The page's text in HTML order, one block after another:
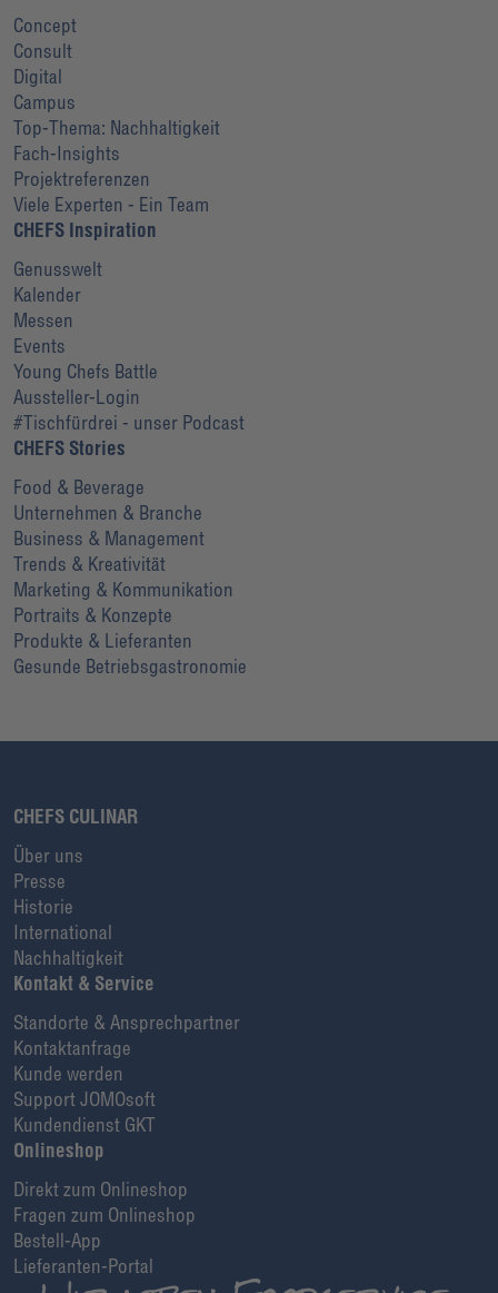
Concept
Consult
Digital
Campus
Top-Thema: Nachhaltigkeit
Fach-Insights
Projektreferenzen
Viele Experten - Ein Team
CHEFS Inspiration
Genusswelt
Kalender
Messen
Events
Young Chefs Battle
Aussteller-Login
#Tischfürdrei - unser Podcast
CHEFS Stories
Food & Beverage
Unternehmen & Branche
Business & Management
Trends & Kreativität
Marketing & Kommunikation
Portraits & Konzepte
Produkte & Lieferanten
Gesunde Betriebsgastronomie
CHEFS CULINAR
Über uns
Presse
Historie
International
Nachhaltigkeit
Kontakt & Service
Standorte & Ansprechpartner
Kontaktanfrage
Kunde werden
Support JOMOsoft
Kundendienst GKT
Onlineshop
Direkt zum Onlineshop
Fragen zum Onlineshop
Bestell-App
Lieferanten-Portal